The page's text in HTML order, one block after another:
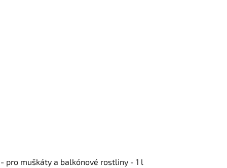
pro muškáty a balkónové rostliny - 1 l